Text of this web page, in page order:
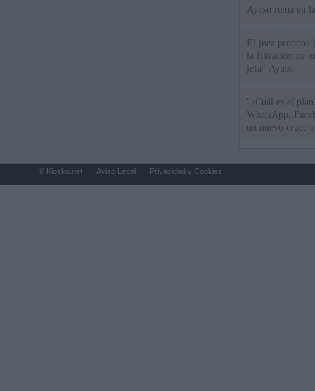
Ayuso reina en
El juez propone
la filtración de
jefa" Ayuso
"¿Cuál es el
WhatsApp,
un nuevo cruce
© Kiosko.net Aviso Legal Privacidad y Cookies